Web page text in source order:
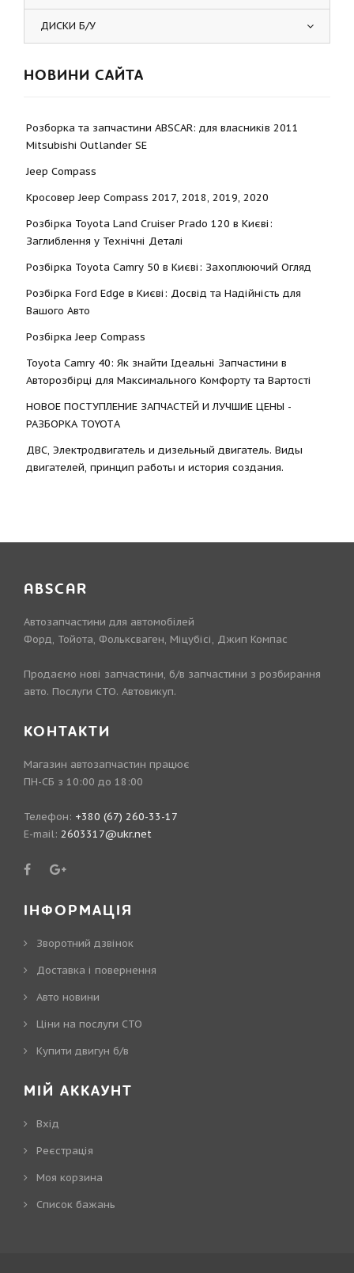
ДИСКИ Б/У
НОВИНИ САЙТА
Розборка та запчастини ABSCAR: для власників 2011
Mitsubishi Outlander SE
Jeep Compass
Кросовер Jeep Compass 2017, 2018, 2019, 2020
Розбірка Toyota Land Cruiser Prado 120 в Києві:
Заглиблення у Технічні Деталі
Розбірка Toyota Camry 50 в Києві: Захоплюючий Огляд
Розбірка Ford Edge в Києві: Досвід та Надійність для
Вашого Авто
Розбірка Jeep Compass
Toyota Camry 40: Як знайти Ідеальні Запчастини в
Авторозбірці для Максимального Комфорту та Вартості
НОВОЕ ПОСТУПЛЕНИЕ ЗАПЧАСТЕЙ И ЛУЧШИЕ ЦЕНЫ -
РАЗБОРКА TOYOTА
ДВС, Электродвигатель и дизельный двигатель. Виды
двигателей, принцип работы и история создания.
ABSCAR
Автозапчастини для автомобілей
Форд, Тойота, Фольксваген, Міцубісі, Джип Компас
Продаємо нові запчастини, б/в запчастини з розбирання
авто. Послуги СТО. Автовикуп.
КОНТАКТИ
Магазин автозапчастин працює
ПН-СБ з 10:00 до 18:00
Телефон: +380 (67) 260-33-17
E-mail: 2603317@ukr.net
ІНФОРМАЦІЯ
Зворотний дзвінок
Доставка і повернення
Авто новини
Ціни на послуги СТО
Купити двигун б/в
МІЙ АККАУНТ
Вхід
Реєстрація
Моя корзина
Cписок бажань